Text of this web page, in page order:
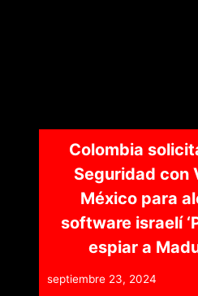
Colombia
Seguridad con
México para
software israelí
espiar a
septiembre 23, 2024